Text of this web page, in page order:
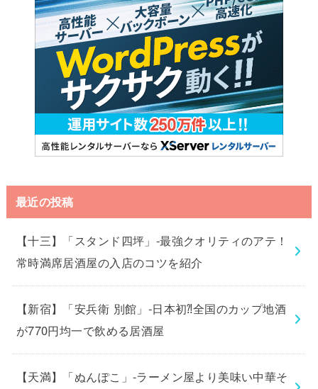
最近の投稿
【十三】「スタンド四坪」-最強クオリティのアテ！
常時満席居酒屋の入店のコツを紹介
【新宿】「安兵衛 別館」-日本初⁈全国のカップ地酒
が770円均一で飲める居酒屋
【天満】「ぬんぽこ」-ラーメン屋より美味い中華そ